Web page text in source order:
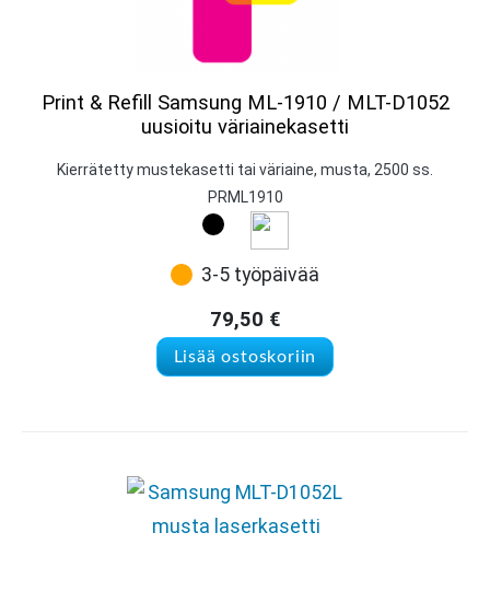
Print & Refill Samsung ML-1910 / MLT-D1052
uusioitu väriainekasetti
Kierrätetty mustekasetti tai väriaine, musta, 2500 ss.
PRML1910
3-5 työpäivää
79,50 €
Lisää ostoskoriin